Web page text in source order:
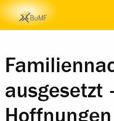
MATERIAL
ausgesetzt